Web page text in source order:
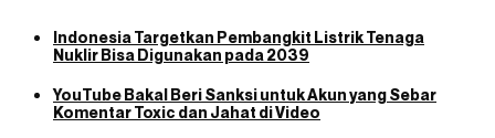
Indonesia Targetkan Pembangkit Listrik Tenaga
Nuklir Bisa Digunakan pada 2039
YouTube Bakal Beri Sanksi untuk Akun yang Sebar
Komentar Toxic dan Jahat di Video